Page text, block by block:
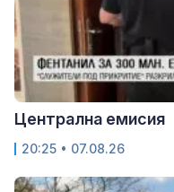
Централна емисия
20:25 • 07.08.26